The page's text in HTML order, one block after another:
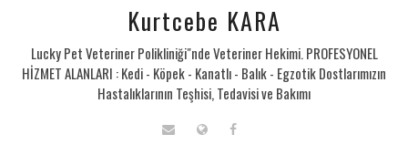
Kurtcebe KARA
Lucky Pet Veteriner Polikliniği"nde Veteriner Hekimi. PROFESYONEL
HİZMET ALANLARI : Kedi - Köpek - Kanatlı - Balık - Egzotik Dostlarımızın
Hastalıklarının Teşhisi, Tedavisi ve Bakımı